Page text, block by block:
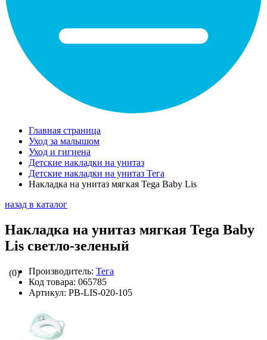
Главная страница
Уход за малышом
Уход и гигиена
Детские накладки на унитаз
Детские накладки на унитаз Тега
Накладка на унитаз мягкая Tega Baby Lis
назад в каталог
Накладка на унитаз мягкая Tega Baby
Lis светло-зеленый
(0) Производитель: Тега
Код товара: 065785
Артикул: PB-LIS-020-105